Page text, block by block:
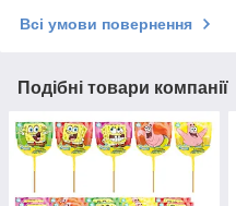
Всі умови повернення
Подібні товари компанії